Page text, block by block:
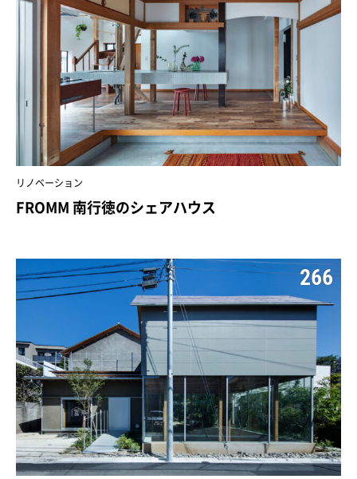
リノベーション
FROMM 南行徳のシェアハウス
266